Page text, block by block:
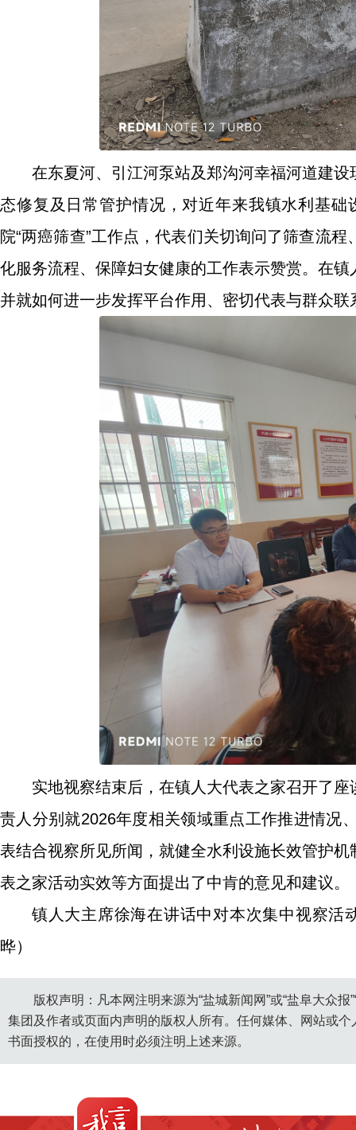
在东夏河、引江河泵站及郑沟河幸福河道建
态修复及日常管护情况，对近年来我镇水利基
院“两癌筛查”工作点，代表们关切询问了筛查流
化服务流程、保障妇女健康的工作表示赞赏。在
并就如何进一步发挥平台作用、密切代表与群众联
实地视察结束后，在镇人大代表之家召开了
责人分别就2026年度相关领域重点工作推进情况
表结合视察所见所闻，就健全水利设施长效管护
表之家活动实效等方面提出了中肯的意见和建议。
镇人大主席徐海在讲话中对本次集中视察活
晔）
版权声明：凡本网注明来源为“盐城新闻网”或“盐阜大众
集团及作者或页面内声明的版权人所有。任何媒体、网站或
书面授权的，在使用时必须注明上述来源。